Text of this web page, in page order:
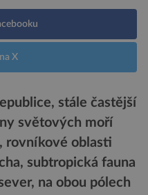
X
stále častější
světových moří
rovníkové oblasti
subtropická fauna
na obou pólech